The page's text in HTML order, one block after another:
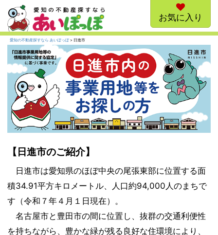
お気に入り
愛知の不動産探すなら あいぽっぽ> 日進市
【日進市のご紹介】
日進市は愛知県のほぼ中央の尾張東部に位置する面
積34.91平方キロメートル、人口約94,000人のまちで
す（令和７年４月１日現在）。
名古屋市と豊田市の間に位置し、抜群の交通利便性
を持ちながら、豊かな緑が残る良好な住環境により、